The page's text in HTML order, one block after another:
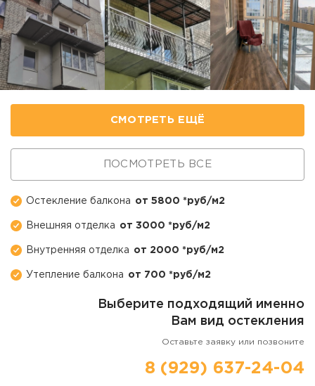
Остекление балкона от 5800 *руб/м2
Внешняя отделка от 3000 *руб/м2
Внутренняя отделка от 2000 *руб/м2
Утепление балкона от 700 *руб/м2
СМОТРЕТЬ ЕЩЁ
ПОСМОТРЕТЬ ВСЕ
Выберите подходящий именно
Вам вид остекления
Оставьте заявку или позвоните
8 (929) 637-24-04